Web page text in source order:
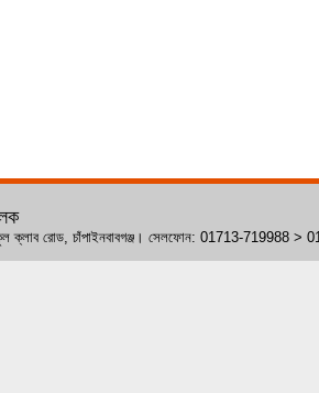
স্কুল ক্লাব রোড, চাঁপাইনবাবগঞ্জ। সেলফোন: 01713-